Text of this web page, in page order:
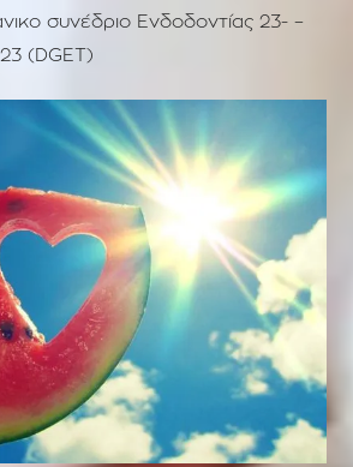
συνέδριο Ενδοδοντίας 23- –
(DGET)